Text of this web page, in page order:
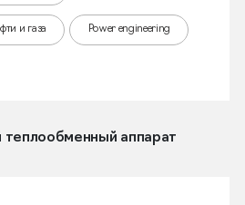
и газа Power engineering
аппарат